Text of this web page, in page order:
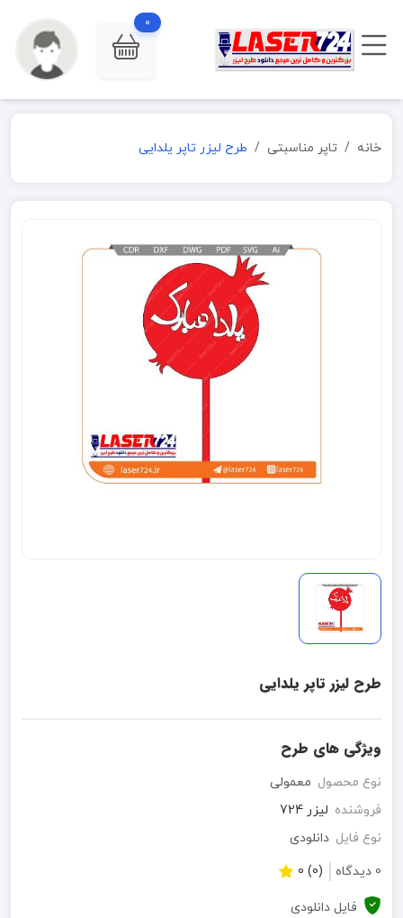
0
خانه تاپر مناسبتی طرح لیزر تاپر یلدایی
طرح لیزر تاپر یلدایی
ویژگی های طرح
نوع محصول معمولی
فروشنده لیزر 724
نوع فایل دانلودی
0 دیدگاه
(0) 0
فایل دانلودی